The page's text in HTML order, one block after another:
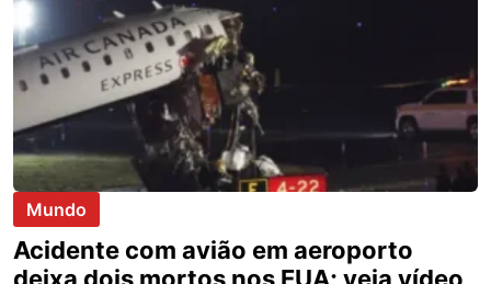
Mundo
Acidente com avião em aeroporto
deixa dois mortos nos EUA; veja vídeo